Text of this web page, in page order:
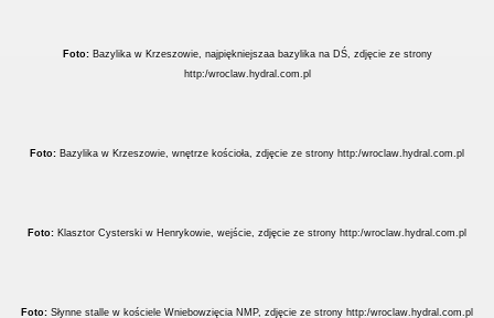
Foto:Bazylika w Krzeszowie, najpiękniejszaa bazylika na DŚ, zdjęcie ze strony
http:/wroclaw.hydral.com.pl
Foto: Bazylika w Krzeszowie, wnętrze kościoła, zdjęcie ze strony http:/wroclaw.hydral.com.pl
Foto: Klasztor Cysterski w Henrykowie, wejście, zdjęcie ze strony http:/wroclaw.hydral.com.pl
Foto: Słynne stalle w kościele Wniebowzięcia NMP, zdjęcie ze strony http:/wroclaw.hydral.com.pl